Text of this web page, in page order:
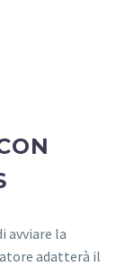
avviare la
adatterà il